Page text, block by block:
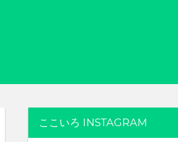
ここいろ INSTAGRAM